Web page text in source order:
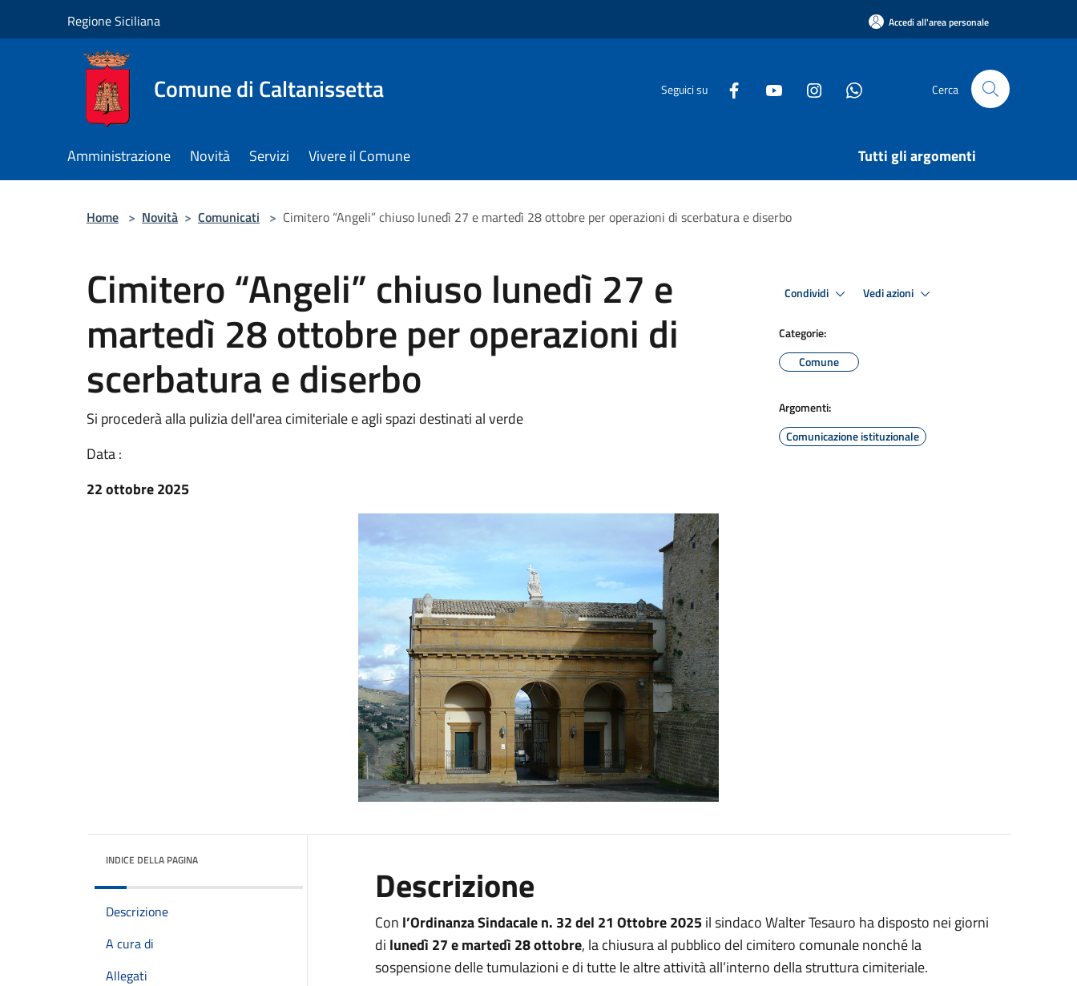
Regione Siciliana Accedi all'area personale
Comune di Caltanissetta Seguici su Cerca
Amministrazione Novità Servizi Vivere il Comune Tutti gli argomenti
Home > Novità > Comunicati > Cimitero “Angeli” chiuso lunedì 27 e martedì 28 ottobre per operazioni di scerbatura e diserbo
Cimitero “Angeli” chiuso lunedì 27 e
martedì 28 ottobre per operazioni di
scerbatura e diserbo
Si procederà alla pulizia dell'area cimiteriale e agli spazi destinati al verde
Data :
22 ottobre 2025
Condividi Vedi azioni
Categorie:
Comune
Argomenti:
Comunicazione istituzionale
INDICE DELLA PAGINA
Descrizione
A cura di
Allegati
Descrizione
Con l’Ordinanza Sindacale n. 32 del 21 Ottobre 2025il sindaco Walter Tesauro ha disposto nei giorni
di lunedì 27 e martedì 28 ottobre, la chiusura al pubblico del cimitero comunale nonché la
sospensione delle tumulazioni e di tutte le altre attività all’interno della struttura cimiteriale.